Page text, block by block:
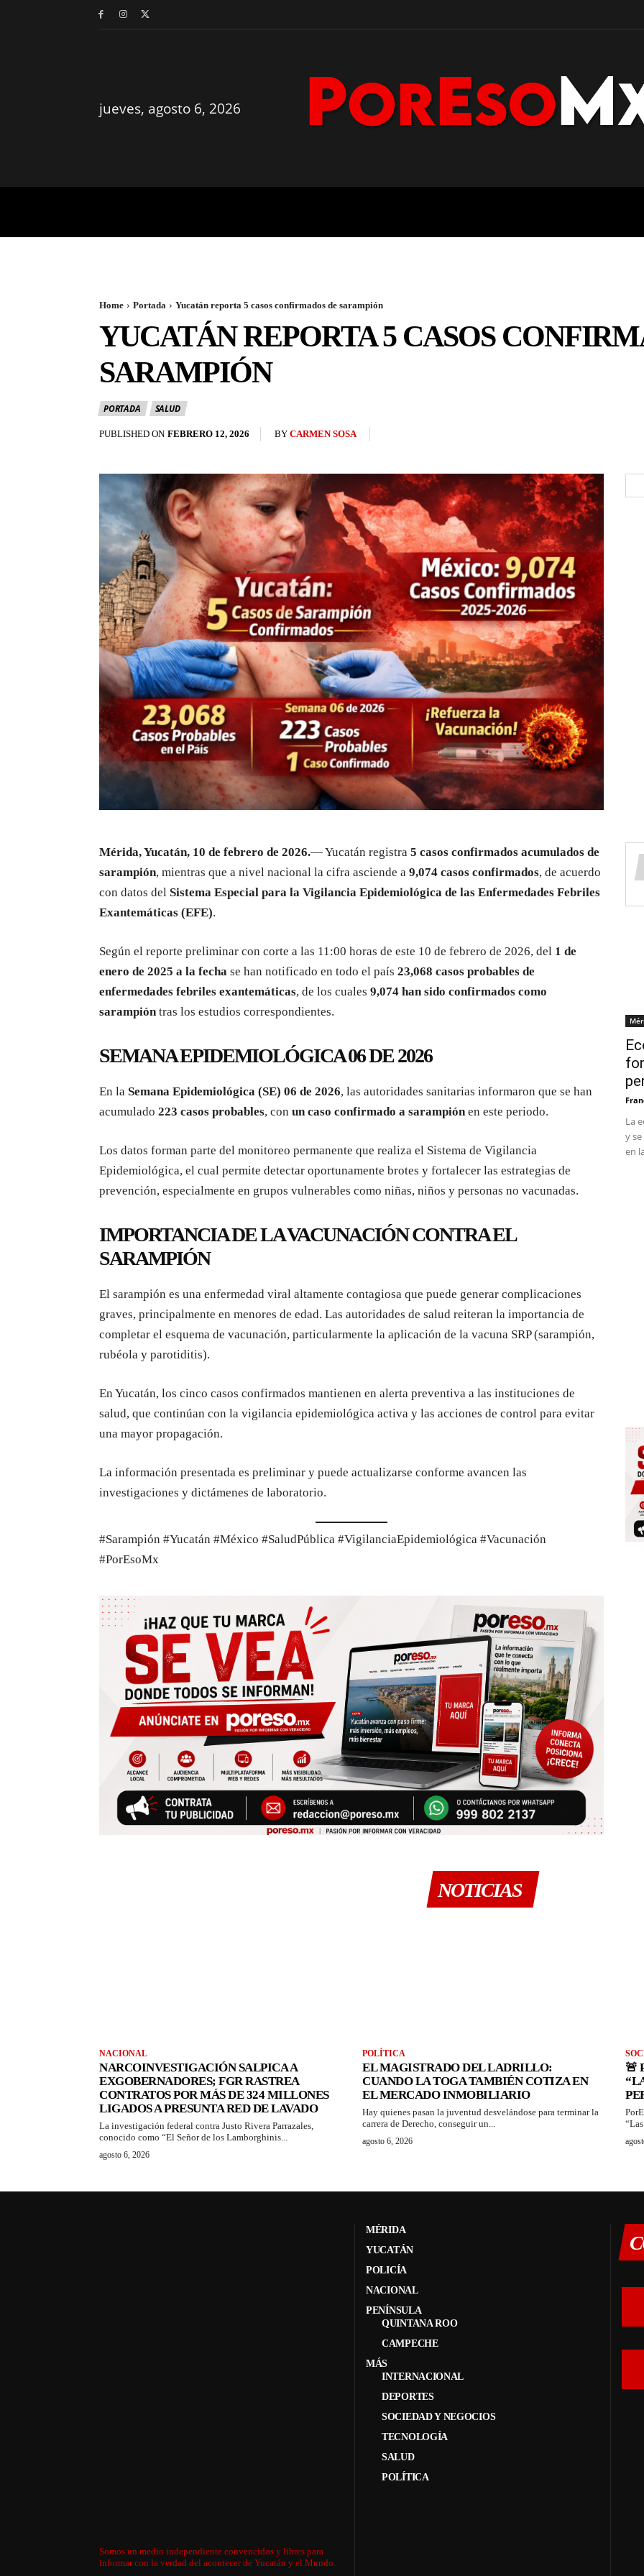
jueves, agosto 6, 2026
Home Portada Yucatán reporta 5 casos confirmados de sarampión
YUCATÁN REPORTA 5 CASOS
SARAMPIÓN
PORTADA SALUD
PUBLISHED ON FEBRERO 12, 2026 BY CARMEN SOSA
Mérida, Yucatán, 10 de febrero de 2026.— Yucatán registra 5 casos confirmados acumulados de
sarampión, mientras que a nivel nacional la cifra asciende a 9,074 casos confirmados, de acuerdo
con datos del Sistema Especial para la Vigilancia Epidemiológica de las Enfermedades Febriles
Exantemáticas (EFE).
Según el reporte preliminar con corte a las 11:00 horas de este 10 de febrero de 2026, del 1 de
enero de 2025 a la fecha se han notificado en todo el país 23,068 casos probables de
enfermedades febriles exantemáticas, de los cuales 9,074 han sido confirmados como
sarampióntras los estudios correspondientes.
SEMANA EPIDEMIOLÓGICA 06 DE 2026
En la Semana Epidemiológica (SE) 06 de 2026, las autoridades sanitarias informaron que se han
acumulado 223 casos probables, con un caso confirmado a sarampiónen este periodo.
Los datos forman parte del monitoreo permanente que realiza el Sistema de Vigilancia
Epidemiológica, el cual permite detectar oportunamente brotes y fortalecer las estrategias de
prevención, especialmente en grupos vulnerables como niñas, niños y personas no vacunadas.
IMPORTANCIA DE LA VACUNACIÓN CONTRA EL
SARAMPIÓN
El sarampión es una enfermedad viral altamente contagiosa que puede generar complicaciones
graves, principalmente en menores de edad. Las autoridades de salud reiteran la importancia de
completar el esquema de vacunación, particularmente la aplicación de la vacuna SRP (sarampión,
rubéola y parotiditis).
En Yucatán, los cinco casos confirmados mantienen en alerta preventiva a las instituciones de
salud, que continúan con la vigilancia epidemiológica activa y las acciones de control para evitar
una mayor propagación.
La información presentada es preliminar y puede actualizarse conforme avancen las
investigaciones y dictámenes de laboratorio.
#Sarampión #Yucatán #México #SaludPública #VigilanciaEpidemiológica #Vacunación
#PorEsoMx
La
y
en
NOTICIAS
NACIONAL
NARCOINVESTIGACIÓN SALPICA A
EXGOBERNADORES; FGR RASTREA
CONTRATOS POR MÁS DE 324 MILLONES
LIGADOS A PRESUNTA RED DE LAVADO
La investigación federal contra Justo Rivera Parrazales,
conocido como “El Señor de los Lamborghinis...
agosto 6, 2026
POLÍTICA
EL MAGISTRADO DEL LADRILLO:
CUANDO LA TOGA TAMBIÉN COTIZA EN
EL MERCADO INMOBILIARIO
Hay quienes pasan la juventud desvelándose para terminar la
carrera de Derecho, conseguir un...
agosto 6, 2026
🚨
Somos un medio independiente convencidos y libres para
informar con la verdad del acontecer de Yucatán y el Mundo.
MÉRIDA
YUCATÁN
POLICÍA
NACIONAL
PENÍNSULA
QUINTANA ROO
CAMPECHE
MÁS
INTERNACIONAL
DEPORTES
SOCIEDAD Y NEGOCIOS
TECNOLOGÍA
SALUD
POLÍTICA